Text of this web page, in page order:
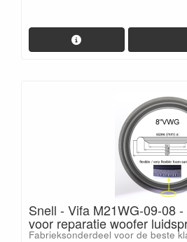
Snell - Vifa M21WG-09-08
voor reparatie woofer
Fabrieksonderdeel voor de beste